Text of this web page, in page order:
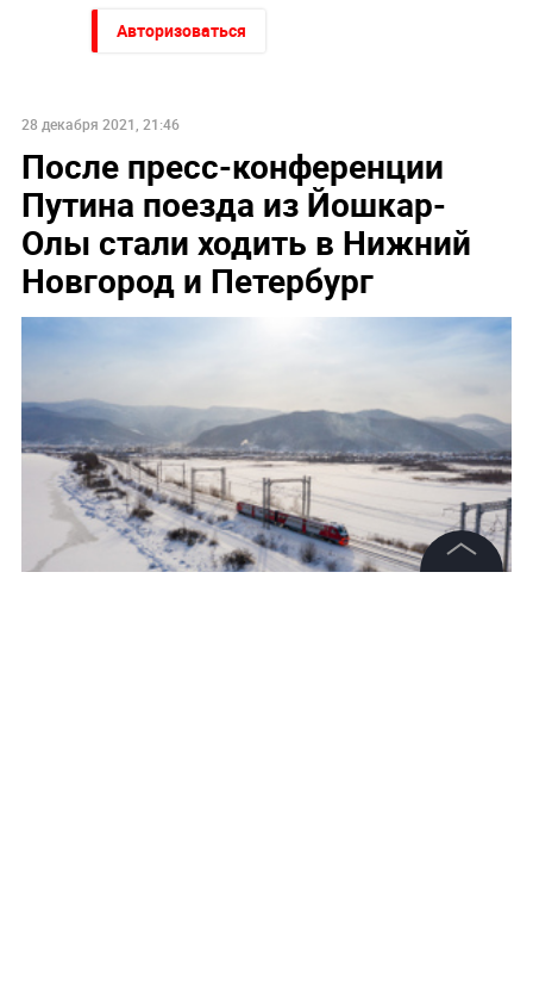
Авторизоваться
28 декабря 2021, 21:46
После пресс-конференции
Путина поезда из Йошкар-
Олы стали ходить в Нижний
Новгород и Петербург